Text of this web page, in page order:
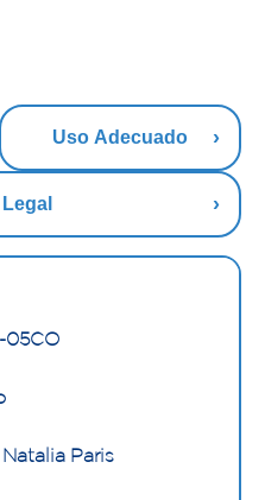
Uso Adecuado
05CO
Natalia Paris